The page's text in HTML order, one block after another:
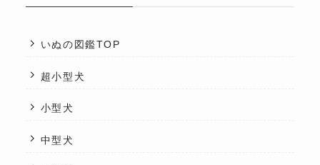
いぬの図鑑TOP
超小型犬
小型犬
中型犬